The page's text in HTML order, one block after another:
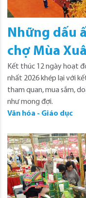
Những dấu
chợ Mùa
Kết thúc 12 ngày hoạt
nhất 2026 khép lại với
tham quan, mua sắm,
như mong đợi.
Văn hóa - Giáo dục